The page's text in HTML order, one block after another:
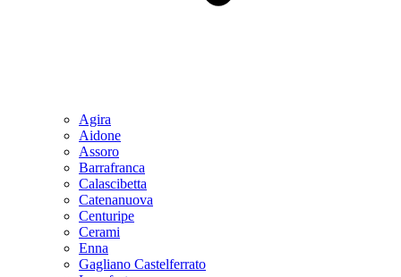
Agira
Aidone
Assoro
Barrafranca
Calascibetta
Catenanuova
Centuripe
Cerami
Enna
Gagliano Castelferrato